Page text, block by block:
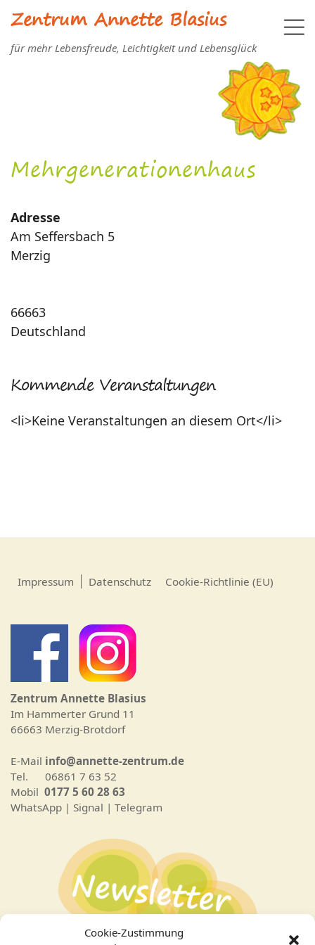
Cookie-Zustimmung
Zentrum Annette Blasius
für mehr Lebensfreude, Leichtigkeit und Lebensglück
Mehrgenerationenhaus
Adresse
Am Seffersbach 5
Merzig
66663
Deutschland
Kommende Veranstaltungen
<li>Keine Veranstaltungen an diesem Ort</li>
Impressum Datenschutz Cookie-Richtlinie (EU)
Zentrum Annette Blasius
Im Hammerter Grund 11
66663 Merzig-Brotdorf
E-Mail info@annette-zentrum.de
Tel. 06861 7 63 52
Mobil 0177 5 60 28 63
WhatsApp | Signal | Telegram